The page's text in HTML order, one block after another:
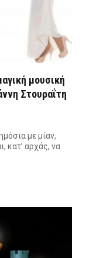
μουσική
Στουραΐτη
με μίαν,
κατ’ αρχάς, να